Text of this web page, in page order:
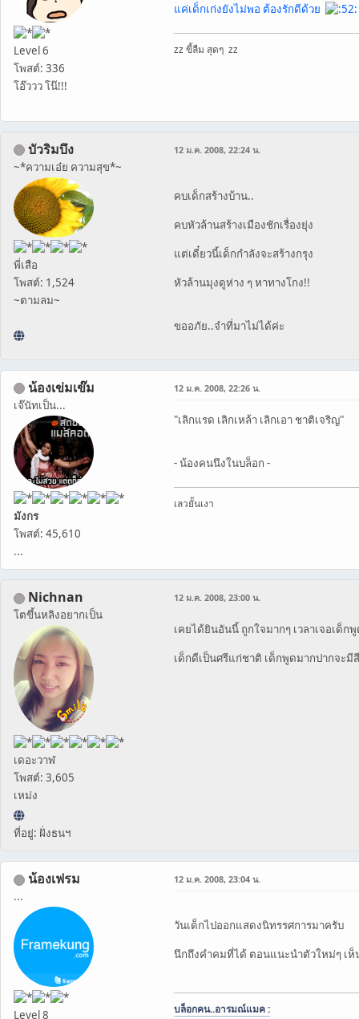
Level 6
โพสต์: 336
โอ๊ววว โน๊!!!
แค่เด็กเก่งยังไม่พอ ต้องรักดีด้วย
zz ขี้ลืม สุดๆ zz
บัวริมบึง
~*ความเอ๋ย ความสุข*~
พี่เสือ
โพสต์: 1,524
~ตามลม~
12 ม.ค. 2008, 22:24 น.
คบเด็กสร้างบ้าน..
คบหัวล้านสร้างเมืองชักเรื่องยุ่ง
แต่เดี๋ยวนี้เด็กกำลังจะสร้างกรุง
หัวล้านมุงดูห่าง ๆ หาทางโกง!!
ขออภัย..จำที่มาไม่ได้ค่ะ
น้องเข่มเข๊ม
เจ๊นัทเป็น...
มังกร
โพสต์: 45,610
...
12 ม.ค. 2008, 22:26 น.
"เลิกแรด เลิกเหล้า เลิกเอา ชาติเจริญ"
- น้องคนนึงในบล็อก -
เลวยั้นเงา
Nichnan
โตขึ้นหลิงอยากเป็น
เดอะวาฬ
โพสต์: 3,605
เหม่ง
ที่อยู่: ฝั่งธนฯ
12 ม.ค. 2008, 23:00 น.
เคยได้ยินอันนี้ ถูกใจมากๆ เวลาเจอเด็ก
เด็กดีเป็นศรีแก่ชาติ เด็กพูดมากปากจะมีสี
น้องเฟรม
...
Level 8
12 ม.ค. 2008, 23:04 น.
วันเด็กไปออกแสดงนิทรรศการมาครับ
นึกถึงคำคมที่ได้ ตอนแนะนำตัวใหม่ๆ เ
บล็อกคน..อารมณ์แมค :